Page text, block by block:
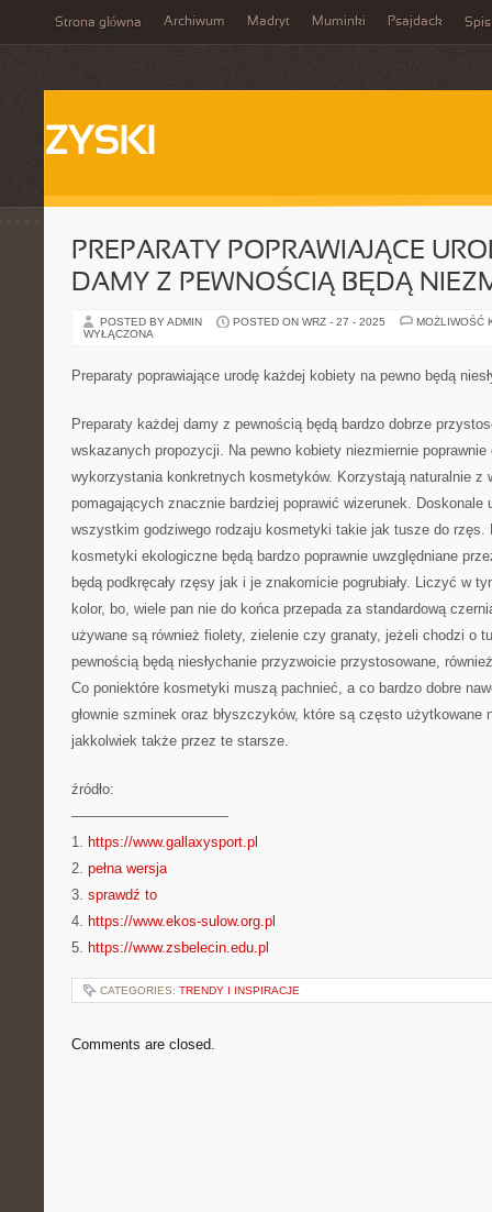
Strona główna Archiwum Madryt Muminki Psajdack Spis
ZYSKI
PREPARATY POPRAWIAJĄCE
DAMY Z PEWNOŚCIĄ BĘDĄ
POSTED BY ADMIN POSTED ON WRZ - 27 - 2025
MOŻLIWOŚĆ
WYŁĄCZONA
Preparaty poprawiające urodę każdej kobiety na pewno będą
Preparaty każdej damy z pewnością będą bardzo dobrze
wskazanych propozycji. Na pewno kobiety niezmiernie
wykorzystania konkretnych kosmetyków. Korzystają naturalnie z
pomagających znacznie bardziej poprawić wizerunek. Doskonale
wszystkim godziwego rodzaju kosmetyki takie jak tusze do rzęs.
kosmetyki ekologiczne będą bardzo poprawnie uwzględniane
będą podkręcały rzęsy jak i je znakomicie pogrubiały. Liczyć w
kolor, bo, wiele pan nie do końca przepada za standardową
używane są również fiolety, zielenie czy granaty, jeżeli chodzi o
pewnością będą niesłychanie przyzwoicie przystosowane,
Co poniektóre kosmetyki muszą pachnieć, a co bardzo dobre
głownie szminek oraz błyszczyków, które są często użytkowane
jakkolwiek także przez te starsze.
źródło:
———————————
1. https://www.gallaxysport.pl
2. pełna wersja
3. sprawdź to
4. https://www.ekos-sulow.org.pl
5. https://www.zsbelecin.edu.pl
CATEGORIES: TRENDY I INSPIRACJE
Comments are closed.